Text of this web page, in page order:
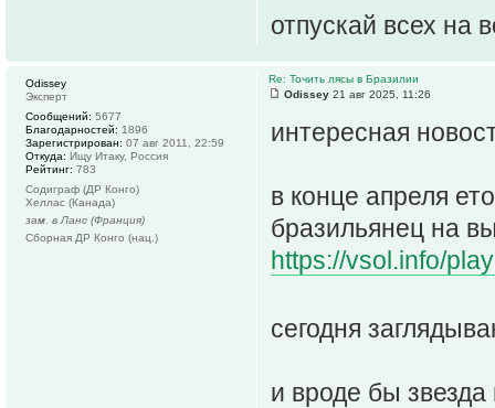
отпускай всех на
Re: Точить лясы в Бразилии
Odissey 21 авг 2025, 11:26
интересная
в конце апреля
бразильянец на
https://vsol.info/
сегодня
и вроде бы звезда
Odissey
Эксперт
Сообщений: 5677
Благодарностей: 1896
Зарегистрирован: 07 авг 2011, 22:59
Откуда: Ищу Итаку, Россия
Рейтинг: 783
Содиграф (ДР Конго)
Хеллас (Канада)
зам. в Ланс (Франция)
Сборная ДР Конго (нац.)